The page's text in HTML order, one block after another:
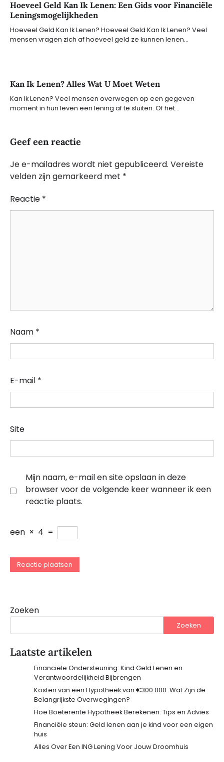
Hoeveel Geld Kan Ik Lenen: Een Gids voor Financiële
Leningsmogelijkheden
Hoeveel Geld Kan Ik Lenen? Hoeveel Geld Kan Ik Lenen? Veel
mensen vragen zich af hoeveel geld ze kunnen lenen…
Kan Ik Lenen? Alles Wat U Moet Weten
Kan Ik Lenen? Veel mensen overwegen op een gegeven
moment in hun leven een lening af te sluiten. Of het…
Geef een reactie
Je e-mailadres wordt niet gepubliceerd. Vereiste
velden zijn gemarkeerd met *
Reactie *
Naam *
E-mail *
Site
Mijn naam, e-mail en site opslaan in deze
browser voor de volgende keer wanneer ik een
reactie plaats.
een × 4 =
Zoeken
Zoeken
Laatste artikelen
Financiële Ondersteuning: Kind Geld Lenen en
Verantwoordelijkheid Bijbrengen
Kosten van een Hypotheek van €300.000: Wat Zijn de
Belangrijkste Overwegingen?
Hoe Boeterente Hypotheek Berekenen: Tips en Advies
Financiële steun: Geld lenen aan je kind voor een eigen
huis
Alles Over Een ING Lening Voor Jouw Droomhuis